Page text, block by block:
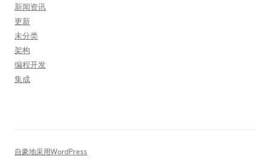
新闻资讯
更新
未分类
架构
编程开发
集成
自豪地采用WordPress